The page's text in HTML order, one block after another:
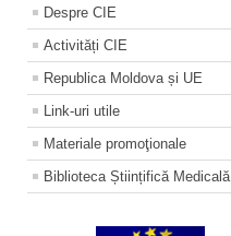
Despre CIE
Activități CIE
Republica Moldova și UE
Link-uri utile
Materiale promoţionale
Biblioteca Științifică Medicală